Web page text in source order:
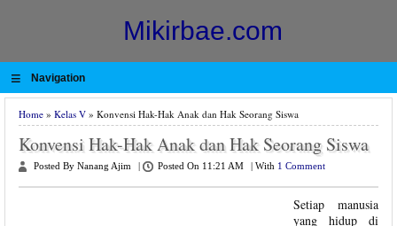
Mikirbae.com
≡ Navigation
Home » Kelas V » Konvensi Hak-Hak Anak dan Hak Seorang Siswa
Konvensi Hak-Hak Anak dan Hak Seorang Siswa
Posted By Nanang Ajim Posted On 11:21 AM With 1 Comment
Setiap manusia
yang hidup di